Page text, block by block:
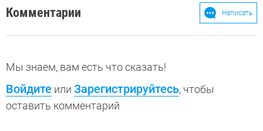
Комментарии Написать
Мы знаем, вам есть что сказать!
Войдите или Зарегистрируйтесь, чтобы
оставить комментарий